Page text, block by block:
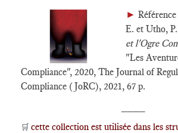
►
E. et Utho,
et l'Ogre
"Les
Compliance", 2020, The Journal of
Compliance (JoRC), 2021, 67 p.
🛒 cette collection est utilisée dans les